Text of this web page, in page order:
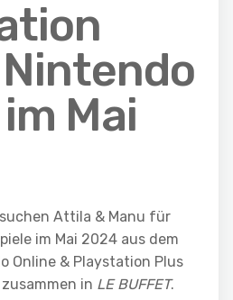
Mai
Attila & Manu für
im Mai 2024 aus dem
Online & Playstation Plus
in LE BUFFET.